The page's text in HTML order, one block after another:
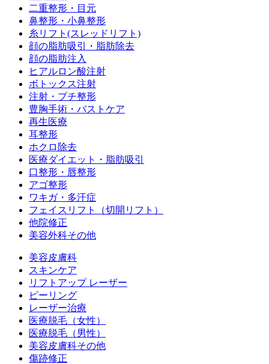
二重整形・目元
鼻整形・小鼻整形
糸リフト(スレッドリフト)
顔の脂肪吸引・脂肪除去
顔の脂肪注入
ヒアルロン酸注射
ボトックス注射
注射・プチ整形
豊胸手術・バストケア
再生医療
耳整形
ホクロ除去
医療ダイエット・脂肪吸引
口整形・唇整形
アゴ整形
ワキガ・多汗症
フェイスリフト（切開リフト）
他院修正
美容外科その他
美容皮膚科
スキンケア
リフトアップ レーザー
ピーリング
レーザー治療
医療脱毛（女性）
医療脱毛（男性）
美容皮膚科その他
傷跡修正